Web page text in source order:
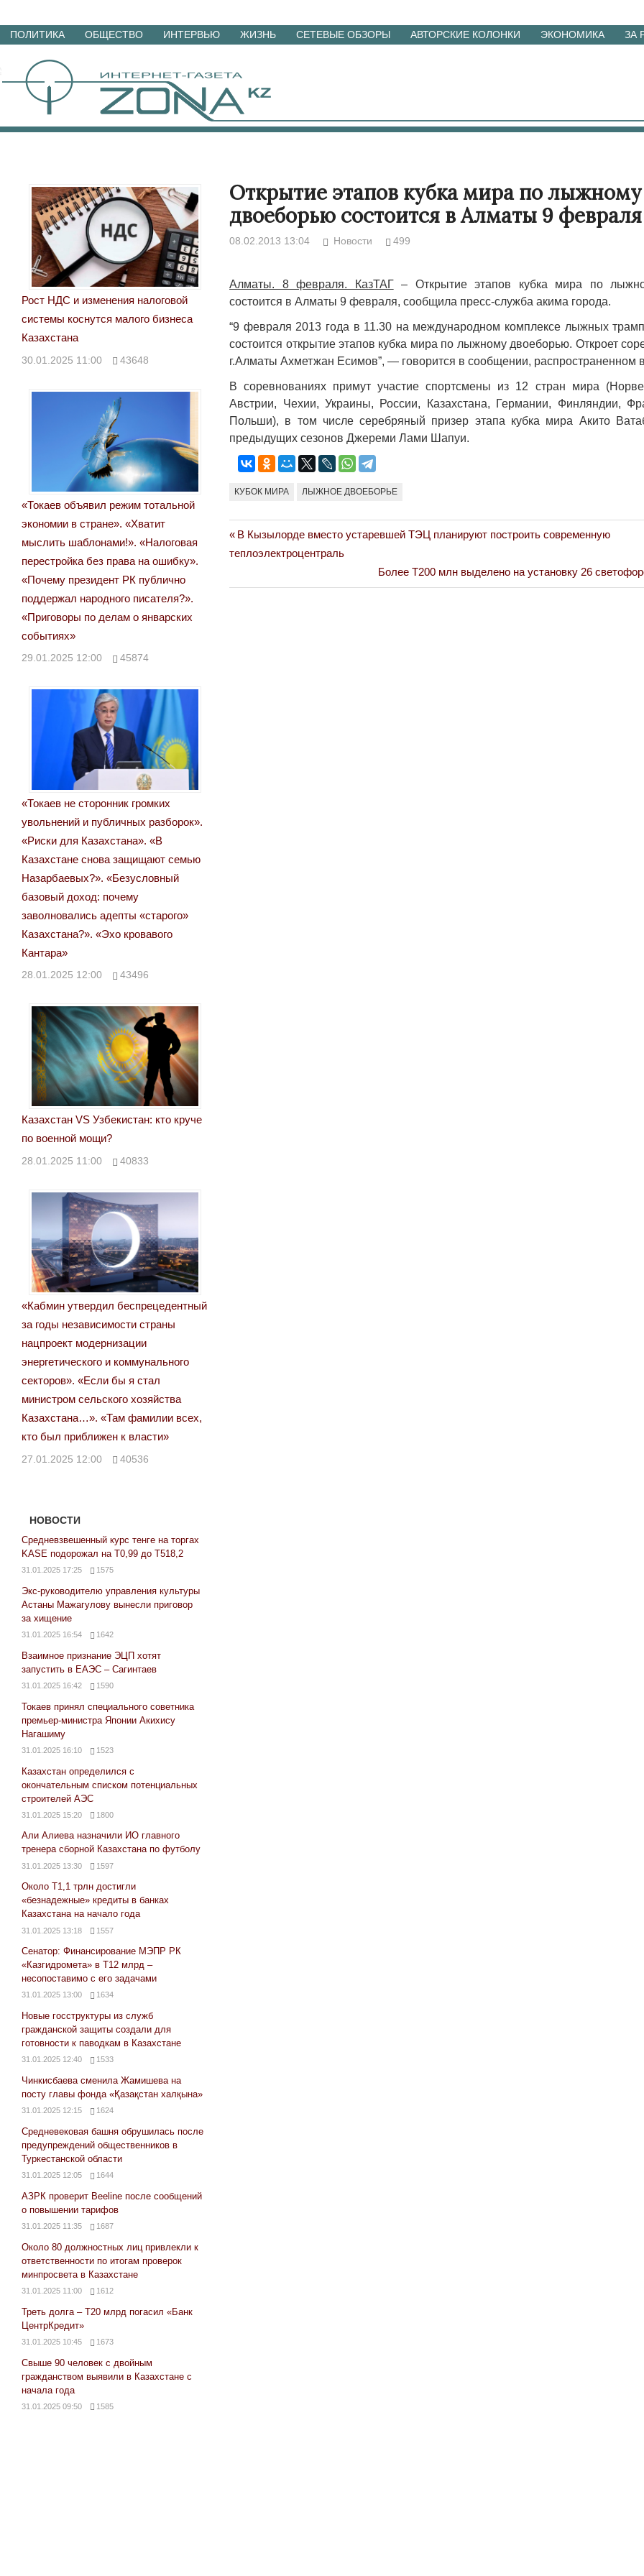
Перейти
материалам
ПОЛИТИКА ОБЩЕСТВО ИНТЕРВЬЮ ЖИЗНЬ СЕТЕВЫЕ ОБЗОРЫ АВТОРСКИЕ КОЛОНКИ ЭКОНОМИКА ЗА
Открытие этапов кубка мира по лыжному
двоеборью состоится в Алматы 9 февраля
08.02.2013 13:04 Новости 499
Алматы. 8 февраля. КазТАГ– Открытие этапов кубка мира по
состоится в Алматы 9 февраля, сообщила пресс-служба акима города.
“9 февраля 2013 года в 11.30 на международном комплексе лыжных
состоится открытие этапов кубка мира по лыжному двоеборью. Откроет
г.Алматы Ахметжан Есимов”, — говорится в сообщении, распространенном
В соревнованиях примут участие спортсмены из 12 стран мира
Австрии, Чехии, Украины, России, Казахстана, Германии, Финляндии,
Польши), в том числе серебряный призер этапа кубка мира Акито
предыдущих сезонов Джереми Лами Шапуи.
КУБОК МИРА ЛЫЖНОЕ ДВОЕБОРЬЕ
Навигация
Previous
Post:
В Кызылорде вместо устаревшей ТЭЦ планируют построить современную
теплоэлектроцентраль
Next
Post:
Более Т200 млн выделено на установку 26
Рост НДС и изменения налоговой
системы коснутся малого бизнеса
Казахстана
30.01.2025 11:00 43648
«Токаев объявил режим тотальной
экономии в стране». «Хватит
мыслить шаблонами!». «Налоговая
перестройка без права на ошибку».
«Почему президент РК публично
поддержал народного писателя?».
«Приговоры по делам о январских
событиях»
29.01.2025 12:00 45874
«Токаев не сторонник громких
увольнений и публичных разборок».
«Риски для Казахстана». «В
Казахстане снова защищают семью
Назарбаевых?». «Безусловный
базовый доход: почему
заволновались адепты «старого»
Казахстана?». «Эхо кровавого
Кантара»
28.01.2025 12:00 43496
Казахстан VS Узбекистан: кто круче
по военной мощи?
28.01.2025 11:00 40833
«Кабмин утвердил беспрецедентный
за годы независимости страны
нацпроект модернизации
энергетического и коммунального
секторов». «Если бы я стал
министром сельского хозяйства
Казахстана…». «Там фамилии всех,
кто был приближен к власти»
27.01.2025 12:00 40536
НОВОСТИ
Средневзвешенный курс тенге на торгах
KASE подорожал на Т0,99 до Т518,2
31.01.2025 17:25 1575
Экс-руководителю управления культуры
Астаны Мажагулову вынесли приговор
за хищение
31.01.2025 16:54 1642
Взаимное признание ЭЦП хотят
запустить в ЕАЭС – Сагинтаев
31.01.2025 16:42 1590
Токаев принял специального советника
премьер-министра Японии Акихису
Нагашиму
31.01.2025 16:10 1523
Казахстан определился с
окончательным списком потенциальных
строителей АЭС
31.01.2025 15:20 1800
Али Алиева назначили ИО главного
тренера сборной Казахстана по футболу
31.01.2025 13:30 1597
Около Т1,1 трлн достигли
«безнадежные» кредиты в банках
Казахстана на начало года
31.01.2025 13:18 1557
Сенатор: Финансирование МЭПР РК
«Казгидромета» в Т12 млрд –
несопоставимо с его задачами
31.01.2025 13:00 1634
Новые госструктуры из служб
гражданской защиты создали для
готовности к паводкам в Казахстане
31.01.2025 12:40 1533
Чинкисбаева сменила Жамишева на
посту главы фонда «Қазақстан халқына»
31.01.2025 12:15 1624
Средневековая башня обрушилась после
предупреждений общественников в
Туркестанской области
31.01.2025 12:05 1644
АЗРК проверит Beeline после сообщений
о повышении тарифов
31.01.2025 11:35 1687
Около 80 должностных лиц привлекли к
ответственности по итогам проверок
минпросвета в Казахстане
31.01.2025 11:00 1612
Треть долга – Т20 млрд погасил «Банк
ЦентрКредит»
31.01.2025 10:45 1673
Свыше 90 человек с двойным
гражданством выявили в Казахстане с
начала года
31.01.2025 09:50 1585
Народ выбрал свет
Странная
Дарига не
мошенниками
30.10.2024
Война